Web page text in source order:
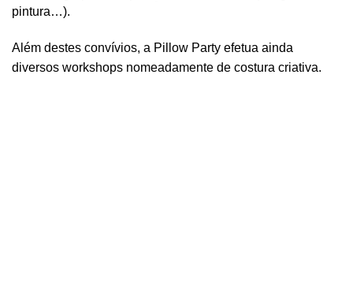
pintura…).
Além destes convívios, a Pillow Party efetua ainda
diversos workshops nomeadamente de costura criativa.